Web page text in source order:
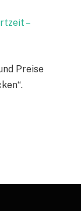
–
Preise